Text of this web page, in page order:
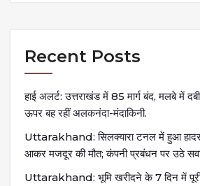
Recent Posts
हाई अलर्ट: उत्तराखंड में 85 मार्ग बंद, मलबे में
ऊपर बह रहीं अलकनंदा-मंदाकिनी.
Uttarakhand: सिलक्यारा टनल में हुआ
आकर मजदूर की मौत; कंपनी प्रबंधन पर उठे
Uttarakhand: भूमि खरीदने के 7 दिन में पूरी